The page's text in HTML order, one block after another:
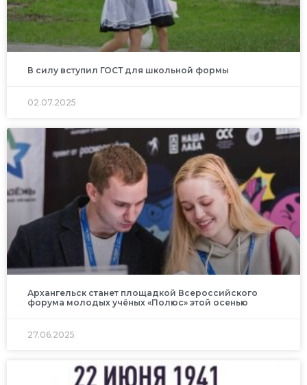
В силу вступил ГОСТ для школьной формы
02.07.2025
Архангельск станет площадкой Всероссийского
форума молодых учёных «Полюс» этой осенью
27.06.2025